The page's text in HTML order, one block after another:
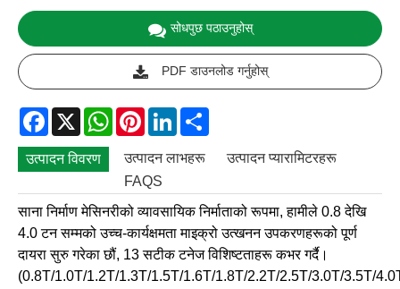
सोधपुछ पठाउनुहोस्
PDF डाउनलोड गर्नुहोस्
Facebook
X WhatsApp
PinterestLinkedIn
उत्पादन विवरण उत्पादन लाभहरू
उत्पादन प्यारामिटरहरू
FAQS
साना निर्माण मेसिनरीको व्यावसायिक निर्माताको रूपमा, हामीले 0.8 देखि
4.0 टन सम्मको उच्च-कार्यक्षमता माइक्रो उत्खनन उपकरणहरूको पूर्ण
दायरा सुरु गरेका छौं, 13 सटीक टनेज विशिष्टताहरू कभर गर्दै।
(0.8T/1.0T/1.2T/1.3T/1.5T/1.6T/1.8T/2.2T/2.5T/3.0T/3.5T/